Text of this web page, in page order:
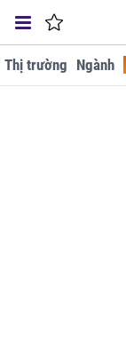
Thị trường Ngành